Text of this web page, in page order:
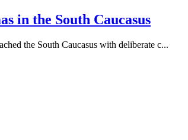
in the South Caucasus
the South Caucasus with deliberate c...